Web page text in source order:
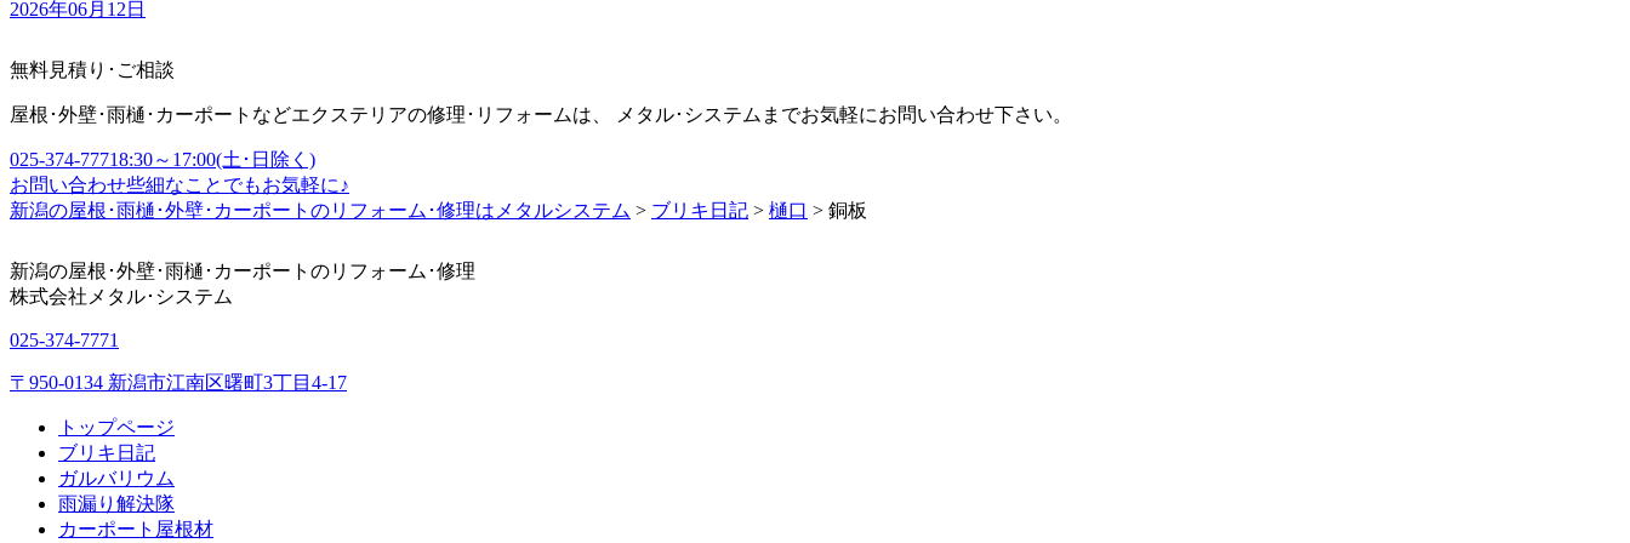
2026年06月12日
無料見積り･ご相談
屋根･外壁･雨樋･カーポートなどエクステリアの修理･リフォームは、 メタル･システムまでお気軽にお問い合わせ下さい。
025-374-77718:30～17:00(土･日除く)
お問い合わせ些細なことでもお気軽に♪
新潟の屋根･雨樋･外壁･カーポートのリフォーム･修理はメタルシステム > ブリキ日記 > 樋口 > 銅板
新潟の屋根･外壁･雨樋･カーポートのリフォーム･修理
株式会社 メタル･システム
025-374-7771
〒950-0134 新潟市江南区曙町3丁目4-17
トップページ
ブリキ日記
ガルバリウム
雨漏り解決隊
カーポート屋根材